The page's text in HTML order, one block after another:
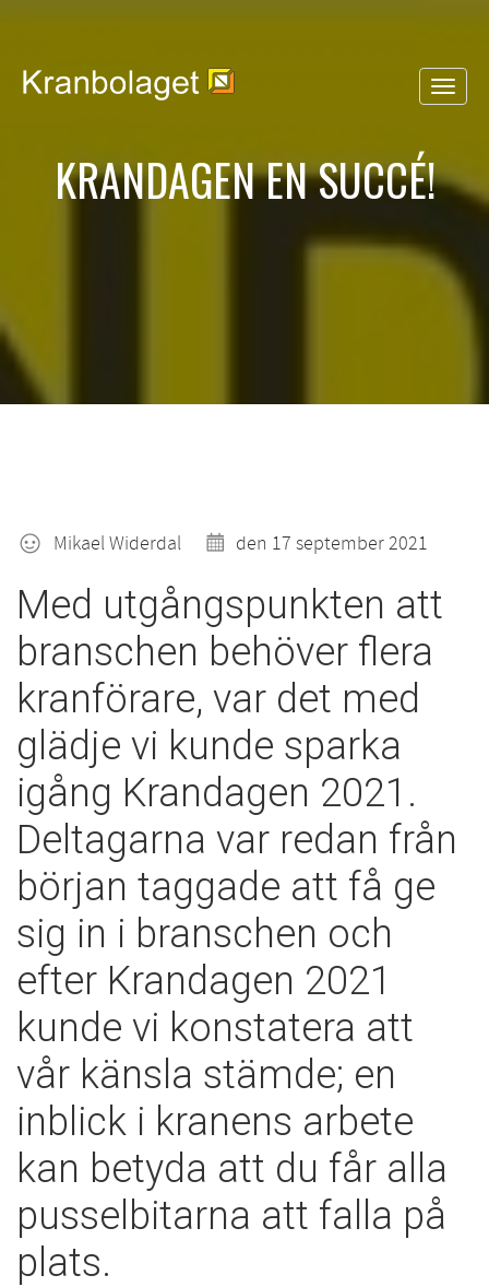
KRANDAGEN EN SUCCÉ!
Mikael Widerdal den 17 september 2021
Med utgångspunkten att
branschen behöver flera
kranförare, var det med
glädje vi kunde sparka
igång Krandagen 2021.
Deltagarna var redan från
början taggade att få ge
sig in i branschen och
efter Krandagen 2021
kunde vi konstatera att
vår känsla stämde; en
inblick i kranens arbete
kan betyda att du får alla
pusselbitarna att falla på
plats.